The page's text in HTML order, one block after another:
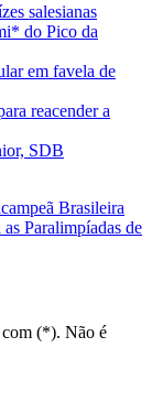
salesianas
do Pico da
em favela de
reacender a
SDB
Brasileira
Paralimpíadas de
com (*). Não é